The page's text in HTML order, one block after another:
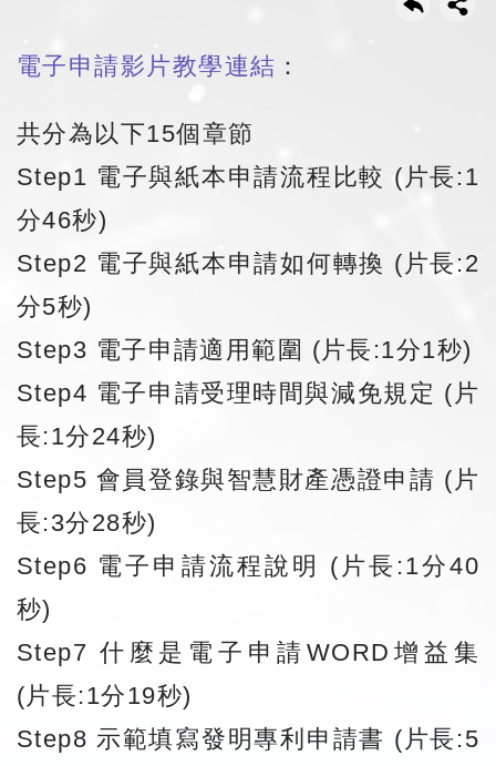
電子申請影片教學連結 ：
共分為以下15個章節
Step1 電子與紙本申請流程比較 (片長:1
分46秒)
Step2 電子與紙本申請如何轉換 (片長:2
分5秒)
Step3 電子申請適用範圍 (片長:1分1秒)
Step4 電子申請受理時間與減免規定 (片
長:1分24秒)
Step5 會員登錄與智慧財產憑證申請 (片
長:3分28秒)
Step6 電子申請流程說明 (片長:1分40
秒)
Step7 什麼是電子申請WORD增益集
(片長:1分19秒)
Step8 示範填寫發明專利申請書 (片長:5